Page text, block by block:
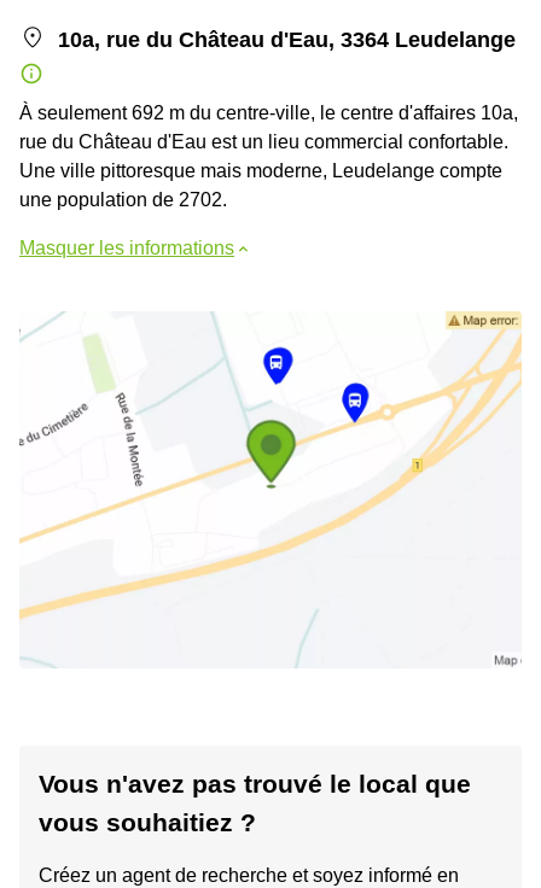
10a, rue du Château d'Eau, 3364 Leudelange
À seulement 692 m du centre-ville, le centre d'affaires 10a,
rue du Château d'Eau est un lieu commercial confortable.
Une ville pittoresque mais moderne, Leudelange compte
une population de 2702.
Masquer les informations
Vous n'avez pas trouvé le local que
vous souhaitiez ?
Créez un agent de recherche et soyez informé en